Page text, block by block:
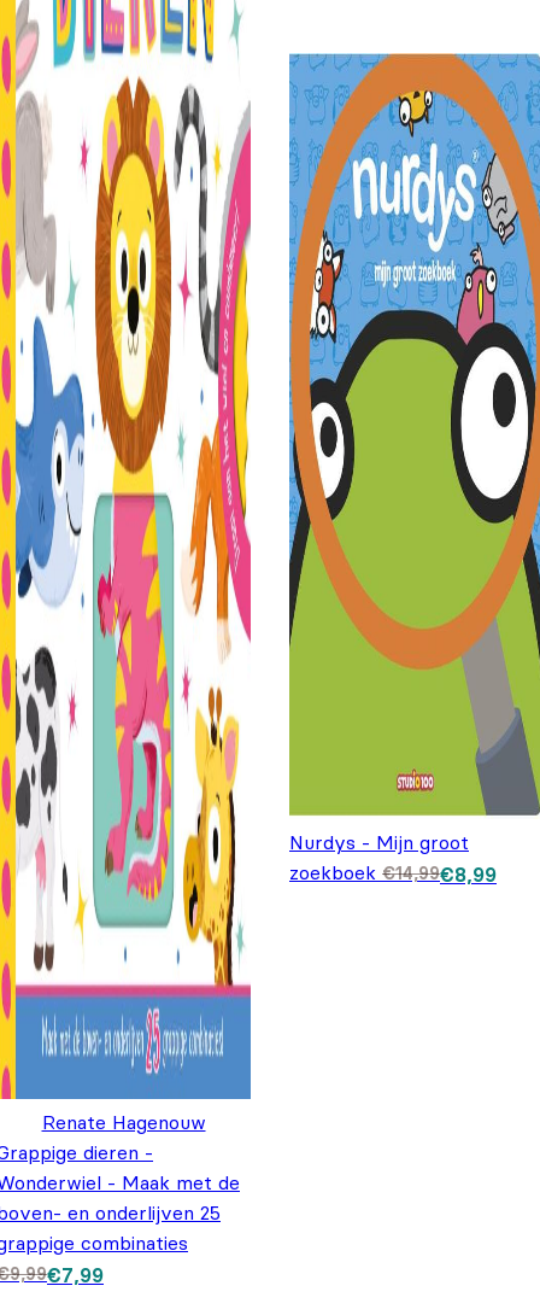
Renate Hagenouw
dieren -
- Maak met de
en onderlijven 25
combinaties
9,99 prijs was: €9,99.
€7,99prijs is: €7,99.
Nurdys - Mijn groot
zoekboek €14,99€8,99
Huidige